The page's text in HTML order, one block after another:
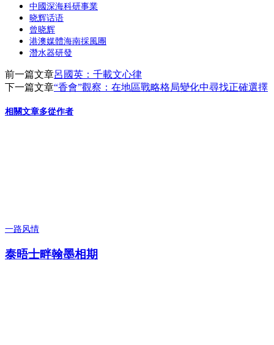
中國深海科研事業
晓辉话语
曾晓辉
港澳媒體海南採風團
潛水器研發
前一篇文章呂國英：千載文心律
下一篇文章“香會”觀察：在地區戰略格局變化中尋找正確選擇
相關文章多從作者
一路风情
泰晤士畔翰墨相期